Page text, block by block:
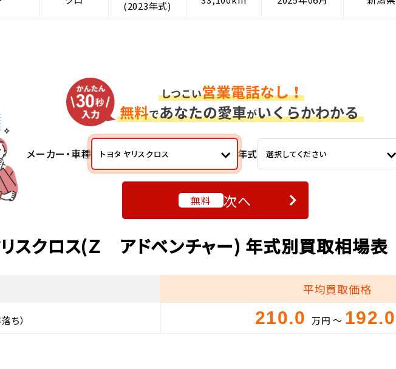
(2023年式)
メーカー・車種 トヨタ ヤリスクロス 年式 選択してください
無料 次へ
リスクロス(Ｚ アドベンチャー) 年式別買取相場表
平均買取価格
ち） 210.0 万円 ～ 192.0